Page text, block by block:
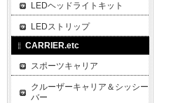
LEDヘッドライトキット
LEDストリップ
CARRIER.etc
スポーツキャリア
クルーザーキャリア＆シッシー
バー